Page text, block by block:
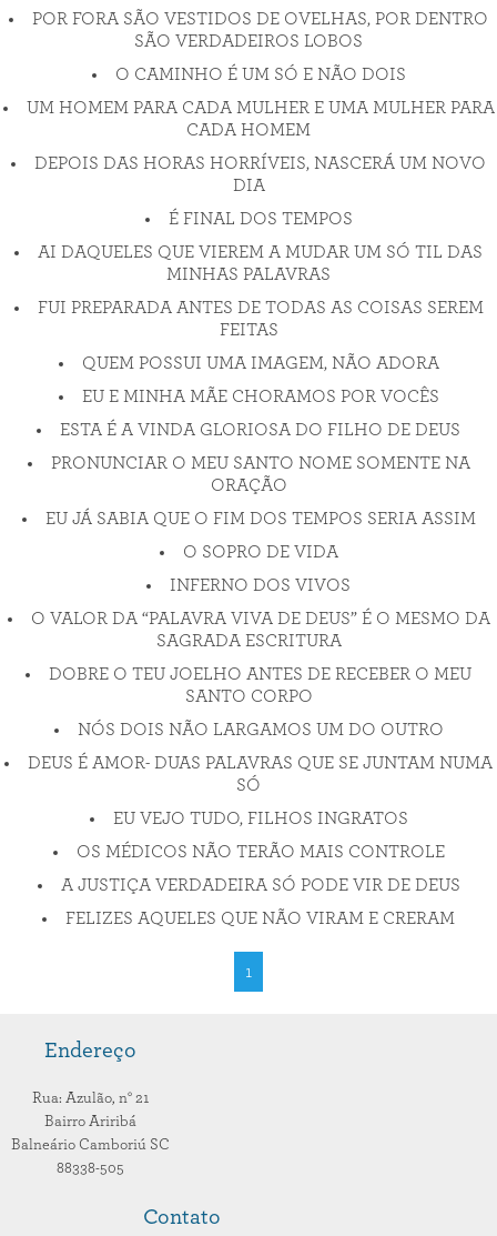
POR FORA SÃO VESTIDOS DE OVELHAS, POR DENTRO
SÃO VERDADEIROS LOBOS
O CAMINHO É UM SÓ E NÃO DOIS
UM HOMEM PARA CADA MULHER E UMA MULHER PARA
CADA HOMEM
DEPOIS DAS HORAS HORRÍVEIS, NASCERÁ UM NOVO
DIA
É FINAL DOS TEMPOS
AI DAQUELES QUE VIEREM A MUDAR UM SÓ TIL DAS
MINHAS PALAVRAS
FUI PREPARADA ANTES DE TODAS AS COISAS SEREM
FEITAS
QUEM POSSUI UMA IMAGEM, NÃO ADORA
EU E MINHA MÃE CHORAMOS POR VOCÊS
ESTA É A VINDA GLORIOSA DO FILHO DE DEUS
PRONUNCIAR O MEU SANTO NOME SOMENTE NA
ORAÇÃO
EU JÁ SABIA QUE O FIM DOS TEMPOS SERIA ASSIM
O SOPRO DE VIDA
INFERNO DOS VIVOS
O VALOR DA “PALAVRA VIVA DE DEUS” É O MESMO DA
SAGRADA ESCRITURA
DOBRE O TEU JOELHO ANTES DE RECEBER O MEU
SANTO CORPO
NÓS DOIS NÃO LARGAMOS UM DO OUTRO
DEUS É AMOR- DUAS PALAVRAS QUE SE JUNTAM NUMA
SÓ
EU VEJO TUDO, FILHOS INGRATOS
OS MÉDICOS NÃO TERÃO MAIS CONTROLE
A JUSTIÇA VERDADEIRA SÓ PODE VIR DE DEUS
FELIZES AQUELES QUE NÃO VIRAM E CRERAM
1
Endereço
Rua: Azulão, n° 21
Bairro Ariribá
Balneário Camboriú SC
88338-505
Contato